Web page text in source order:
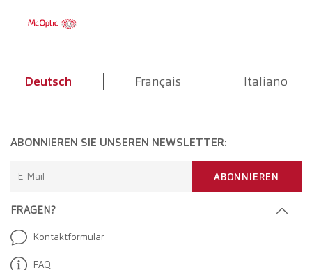
Deutsch Français Italiano
FRAGEN?
Kontaktformular
FAQ
ABONNIEREN SIE UNSEREN NEWSLETTER:
E-Mail ABONNIEREN